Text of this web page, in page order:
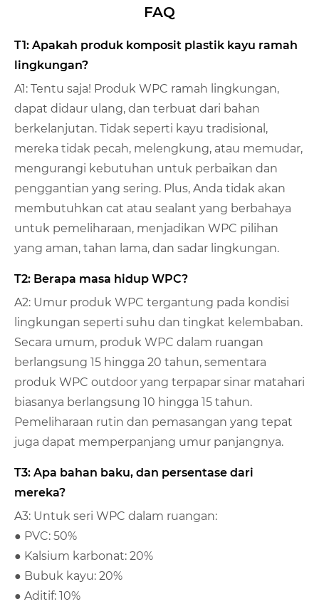
FAQ
T1: Apakah produk komposit plastik kayu ramah
lingkungan?
A1: Tentu saja! Produk WPC ramah lingkungan,
dapat didaur ulang, dan terbuat dari bahan
berkelanjutan. Tidak seperti kayu tradisional,
mereka tidak pecah, melengkung, atau memudar,
mengurangi kebutuhan untuk perbaikan dan
penggantian yang sering. Plus, Anda tidak akan
membutuhkan cat atau sealant yang berbahaya
untuk pemeliharaan, menjadikan WPC pilihan
yang aman, tahan lama, dan sadar lingkungan.
T2: Berapa masa hidup WPC?
A2: Umur produk WPC tergantung pada kondisi
lingkungan seperti suhu dan tingkat kelembaban.
Secara umum, produk WPC dalam ruangan
berlangsung 15 hingga 20 tahun, sementara
produk WPC outdoor yang terpapar sinar matahari
biasanya berlangsung 10 hingga 15 tahun.
Pemeliharaan rutin dan pemasangan yang tepat
juga dapat memperpanjang umur panjangnya.
T3: Apa bahan baku, dan persentase dari
mereka?
A3: Untuk seri WPC dalam ruangan:
● PVC: 50%
● Kalsium karbonat: 20%
● Bubuk kayu: 20%
● Aditif: 10%